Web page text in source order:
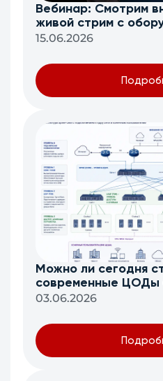
Вебинар: Смотрим
живой стрим с
15.06.2026
Можно ли сегодня
современные ЦОДы
03.06.2026